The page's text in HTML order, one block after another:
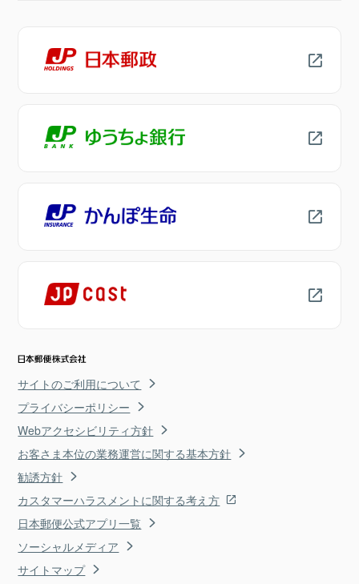
サイトのご利用について
プライバシーポリシー
Webアクセシビリティ方針
お客さま本位の業務運営に関する基本方針
勧誘方針
カスタマーハラスメントに関する考え方
日本郵便公式アプリ一覧
ソーシャルメディア
サイトマップ